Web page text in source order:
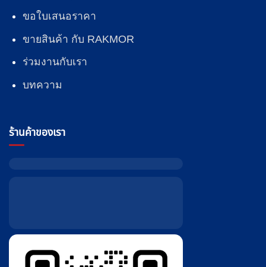
ขอใบเสนอราคา
ขายสินค้า กับ RAKMOR
ร่วมงานกับเรา
บทความ
ร้านค้าของเรา